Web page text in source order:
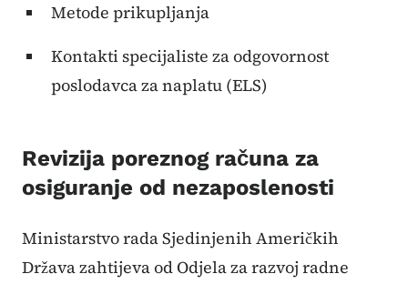
Metode prikupljanja
Kontakti specijaliste za odgovornost
poslodavca za naplatu (ELS)
Revizija poreznog računa za
osiguranje od nezaposlenosti
Ministarstvo rada Sjedinjenih Američkih
Država zahtijeva od Odjela za razvoj radne